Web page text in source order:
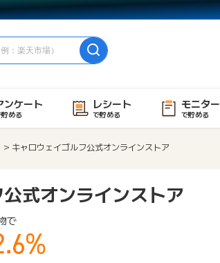
ンケート
める
レシート
で貯める
モニター
で貯める
キャロウェイゴルフ公式オンラインストア
式オンラインストア
で